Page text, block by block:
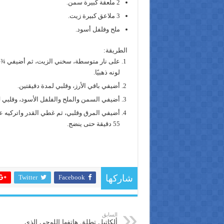
2 ملعقة كبيرة سمن.
3 ملاعق كبيرة زيت.
ملح وفلفل أسود.
الطريقة:
على نار متوسطة، سخني الزيت، ثم أضيفي ¾
لونه ذهبيًا.
أضيفي باقي الأرز، وقلبي لمدة دقيقتين.
أضيفي السمن والملح والفلفل الأسود، وقلبي لمدة 3
55 دقيقة حتى ينضج.
شاركها Facebook
Twitter
السابق
ألكاتيل تطلق هاتفها اللوحي الذي